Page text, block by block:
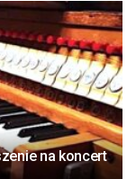
na koncert